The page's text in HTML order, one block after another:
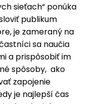
sieťach“ ponúka
publikum
je zameraný na
sa naučia
a prispôsobiť im
spôsoby, ako
zapojenie
je najlepší čas